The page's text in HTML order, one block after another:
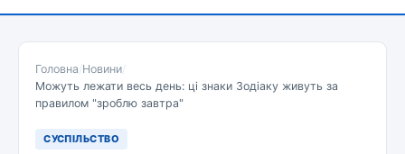
Головна/Новини/
Можуть лежати весь день: ці знаки Зодіаку живуть за
правилом "зроблю завтра"
СУСПІЛЬСТВО